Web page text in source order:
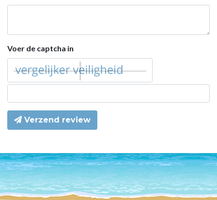
Voer de captcha in
Verzend review